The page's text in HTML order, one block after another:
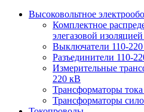
Высоковольтное
Комплектное
элегазовой
Выключатели 110-
Разъединители 110-
Измерительные
220 кВ
Трансформаторы
Трансформаторы